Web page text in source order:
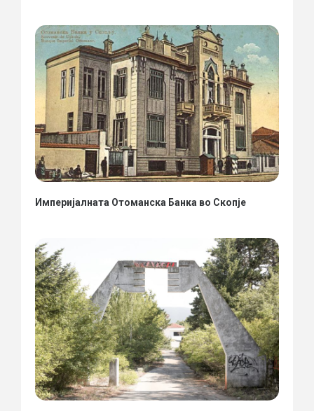
Империјалната Отоманска Банка во Скопје